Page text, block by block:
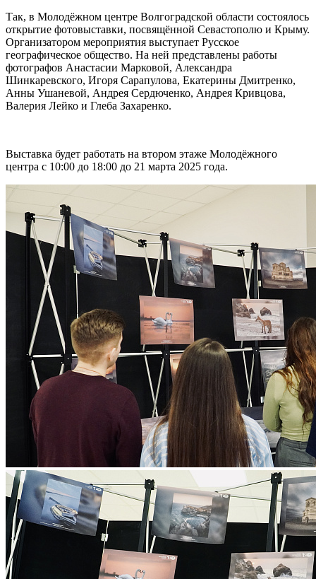
Так, в Молодёжном центре Волгоградской области состоялось
открытие фотовыставки, посвящённой Севастополю и Крыму.
Организатором мероприятия выступает Русское
географическое общество. На ней представлены работы
фотографов Анастасии Марковой, Александра
Шинкаревского, Игоря Сарапулова, Екатерины Дмитренко,
Анны Ушаневой, Андрея Сердюченко, Андрея Кривцова,
Валерия Лейко и Глеба Захаренко.
Выставка будет работать на втором этаже Молодёжного
центра с 10:00 до 18:00 до 21 марта 2025 года.